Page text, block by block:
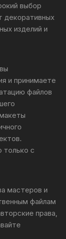
выбор
декоративных
изделий и
и принимаете
файлов
только с
мастеров и
файлам
права,